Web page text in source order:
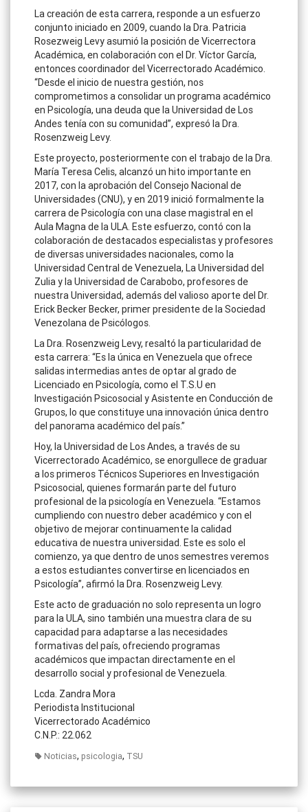
La creación de esta carrera, responde a un esfuerzo
conjunto iniciado en 2009, cuando la Dra. Patricia
Rosezweig Levy asumió la posición de Vicerrectora
Académica, en colaboración con el Dr. Víctor García,
entonces coordinador del Vicerrectorado Académico.
“Desde el inicio de nuestra gestión, nos
comprometimos a consolidar un programa académico
en Psicología, una deuda que la Universidad de Los
Andes tenía con su comunidad”, expresó la Dra.
Rosenzweig Levy.
Este proyecto, posteriormente con el trabajo de la Dra.
María Teresa Celis, alcanzó un hito importante en
2017, con la aprobación del Consejo Nacional de
Universidades (CNU), y en 2019 inició formalmente la
carrera de Psicología con una clase magistral en el
Aula Magna de la ULA. Este esfuerzo, contó con la
colaboración de destacados especialistas y profesores
de diversas universidades nacionales, como la
Universidad Central de Venezuela, La Universidad del
Zulia y la Universidad de Carabobo, profesores de
nuestra Universidad, además del valioso aporte del Dr.
Erick Becker Becker, primer presidente de la Sociedad
Venezolana de Psicólogos.
La Dra. Rosenzweig Levy, resaltó la particularidad de
esta carrera: “Es la única en Venezuela que ofrece
salidas intermedias antes de optar al grado de
Licenciado en Psicología, como el T.S.U en
Investigación Psicosocial y Asistente en Conducción de
Grupos, lo que constituye una innovación única dentro
del panorama académico del país.”
Hoy, la Universidad de Los Andes, a través de su
Vicerrectorado Académico, se enorgullece de graduar
a los primeros Técnicos Superiores en Investigación
Psicosocial, quienes formarán parte del futuro
profesional de la psicología en Venezuela. “Estamos
cumpliendo con nuestro deber académico y con el
objetivo de mejorar continuamente la calidad
educativa de nuestra universidad. Este es solo el
comienzo, ya que dentro de unos semestres veremos
a estos estudiantes convertirse en licenciados en
Psicología”, afirmó la Dra. Rosenzweig Levy.
Este acto de graduación no solo representa un logro
para la ULA, sino también una muestra clara de su
capacidad para adaptarse a las necesidades
formativas del país, ofreciendo programas
académicos que impactan directamente en el
desarrollo social y profesional de Venezuela.
Lcda. Zandra Mora
Periodista Institucional
Vicerrectorado Académico
C.N.P.: 22.062
Noticias, psicologia, TSU